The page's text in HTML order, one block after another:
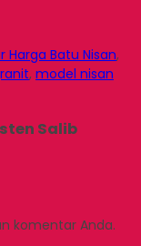
Harga Batu Nisan,
, model nisan
Salib
komentar Anda.